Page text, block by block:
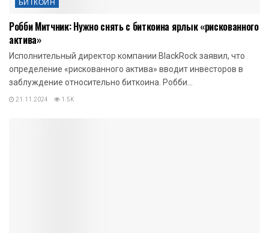
БИТКОИН
Робби Митчник: Нужно снять с биткоина ярлык «рискованного
актива»
Исполнительный директор компании BlackRock заявил, что
определение «рискованного актива» вводит инвесторов в
заблуждение относительно биткоина. Робби...
21.11.2024 1.5K